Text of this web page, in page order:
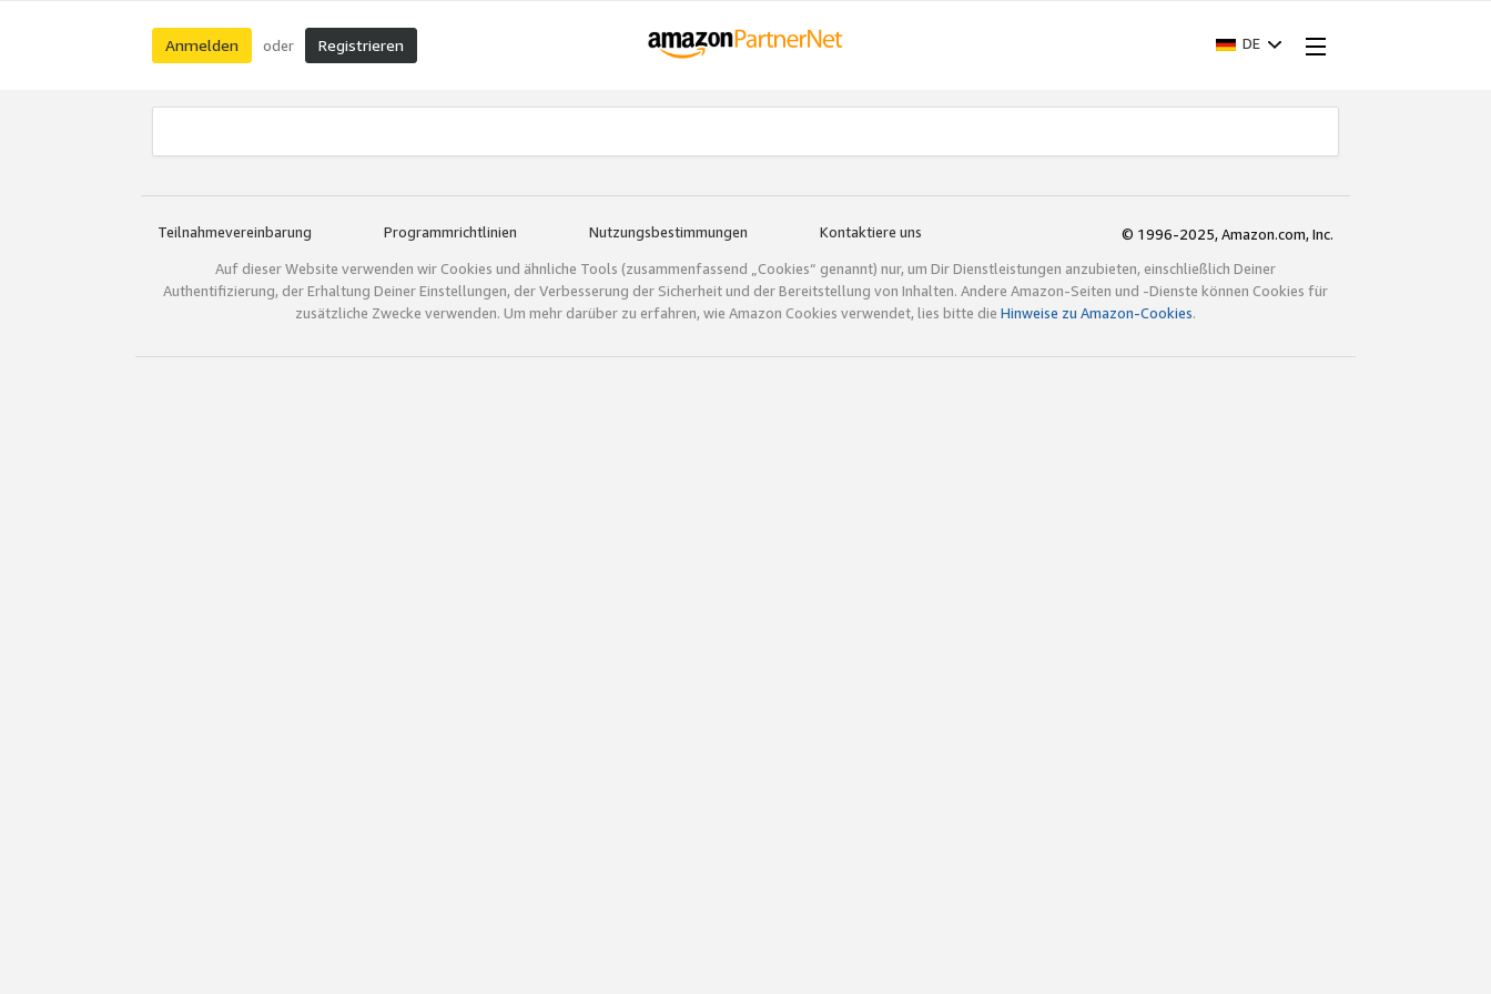
Anmelden oder Registrieren DE
Teilnahmevereinbarung Programmrichtlinien Nutzungsbestimmungen Kontaktiere uns
© 1996-2025, Amazon.com, Inc.
Auf dieser Website verwenden wir Cookies und ähnliche Tools (zusammenfassend „Cookies“ genannt) nur, um Dir Dienstleistungen anzubieten, einschließlich Deiner
Authentifizierung, der Erhaltung Deiner Einstellungen, der Verbesserung der Sicherheit und der Bereitstellung von Inhalten. Andere Amazon-Seiten und -Dienste können Cookies für
zusätzliche Zwecke verwenden. Um mehr darüber zu erfahren, wie Amazon Cookies verwendet, lies bitte die Hinweise zu Amazon-Cookies.